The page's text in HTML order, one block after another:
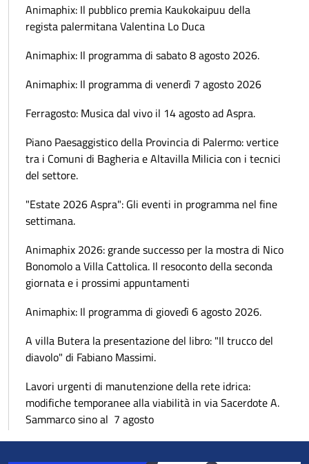
Animaphix: Il pubblico premia Kaukokaipuu della
regista palermitana Valentina Lo Duca
Animaphix: Il programma di sabato 8 agosto 2026.
Animaphix: Il programma di venerdì 7 agosto 2026
Ferragosto: Musica dal vivo il 14 agosto ad Aspra.
Piano Paesaggistico della Provincia di Palermo: vertice
tra i Comuni di Bagheria e Altavilla Milicia con i tecnici
del settore.
"Estate 2026 Aspra": Gli eventi in programma nel fine
settimana.
Animaphix 2026: grande successo per la mostra di Nico
Bonomolo a Villa Cattolica. Il resoconto della seconda
giornata e i prossimi appuntamenti
Animaphix: Il programma di giovedì 6 agosto 2026.
A villa Butera la presentazione del libro: "Il trucco del
diavolo" di Fabiano Massimi.
Lavori urgenti di manutenzione della rete idrica:
modifiche temporanee alla viabilità in via Sacerdote A.
Sammarco sino al 7 agosto